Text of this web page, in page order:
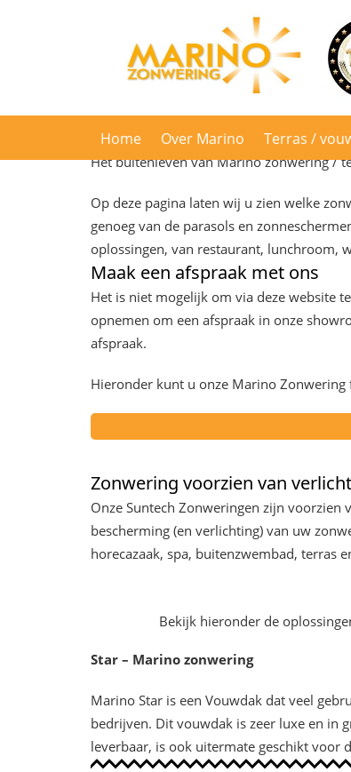
Home Over Marino Terras /
Zakelijk
Zakelijke zonwering
Het buitenleven van Marino zonwering /
Op deze pagina laten wij u zien welke
genoeg van de parasols en
oplossingen, van restaurant, lunchroom,
Maak een afspraak met ons
Het is niet mogelijk om via deze website
opnemen om een afspraak in onze
afspraak.
Hieronder kunt u onze Marino Zonwering
Zonwering voorzien van
Onze Suntech Zonweringen zijn voorzien
bescherming (en verlichting) van uw
horecazaak, spa, buitenzwembad, terras
Bekijk hieronder de
Star – Marino zonwering
Marino Star is een Vouwdak dat veel
bedrijven. Dit vouwdak is zeer luxe en in
leverbaar, is ook uitermate geschikt voor